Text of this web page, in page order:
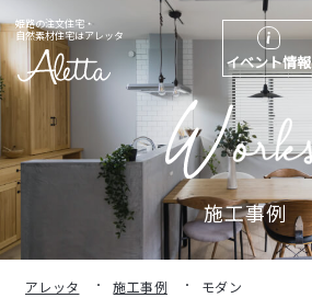
姫路の注文住宅・
自然素材住宅はアレッタ
イベント情報
施工事例
アレッタ 施工事例 モダン